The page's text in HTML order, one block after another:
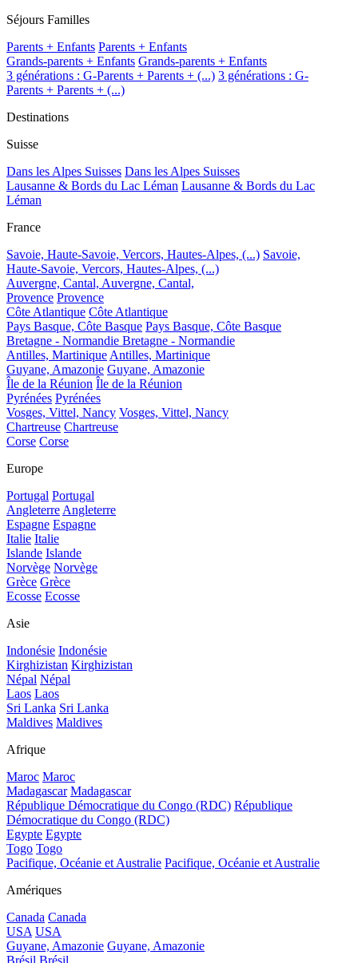
Séjours Familles
Parents + Enfants Parents + Enfants
Grands-parents + Enfants Grands-parents + Enfants
3 générations : G-Parents + Parents + (...) 3 générations : G-
Parents + Parents + (...)
Destinations
Suisse
Dans les Alpes Suisses Dans les Alpes Suisses
Lausanne & Bords du Lac Léman Lausanne & Bords du Lac
Léman
France
Savoie, Haute-Savoie, Vercors, Hautes-Alpes, (...) Savoie,
Haute-Savoie, Vercors, Hautes-Alpes, (...)
Auvergne, Cantal, Auvergne, Cantal,
Provence Provence
Côte Atlantique Côte Atlantique
Pays Basque, Côte Basque Pays Basque, Côte Basque
Bretagne - Normandie Bretagne - Normandie
Antilles, Martinique Antilles, Martinique
Guyane, Amazonie Guyane, Amazonie
Île de la Réunion Île de la Réunion
Pyrénées Pyrénées
Vosges, Vittel, Nancy Vosges, Vittel, Nancy
Chartreuse Chartreuse
Corse Corse
Europe
Portugal Portugal
Angleterre Angleterre
Espagne Espagne
Italie Italie
Islande Islande
Norvège Norvège
Grèce Grèce
Ecosse Ecosse
Asie
Indonésie Indonésie
Kirghizistan Kirghizistan
Népal Népal
Laos Laos
Sri Lanka Sri Lanka
Maldives Maldives
Afrique
Maroc Maroc
Madagascar Madagascar
République Démocratique du Congo (RDC) République
Démocratique du Congo (RDC)
Egypte Egypte
Togo Togo
Pacifique, Océanie et Australie Pacifique, Océanie et Australie
Amériques
Canada Canada
USA USA
Guyane, Amazonie Guyane, Amazonie
Brésil Brésil